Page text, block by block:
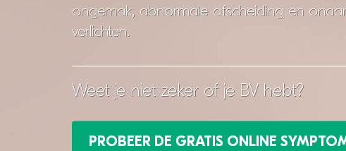
ongemak, abnormale afscheiding en
verlichten.
Weet je niet zeker of je BV hebt?
PROBEER DE GRATIS ONLINE